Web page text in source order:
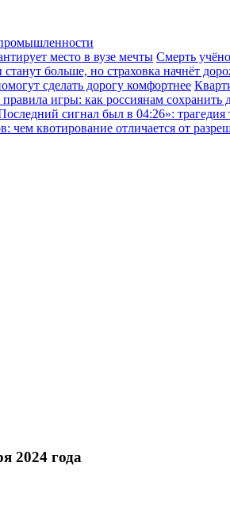
место в вузе мечты Смерть
больше, но страховка начнёт
сделать дорогу комфортнее
игры: как россиянам сохранить
сигнал был в 04:26»:
чем квотирование отличается от
2024 года